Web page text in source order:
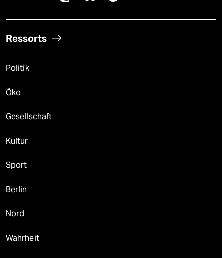
Ressorts
Politik
Öko
Gesellschaft
Kultur
Sport
Berlin
Nord
Wahrheit